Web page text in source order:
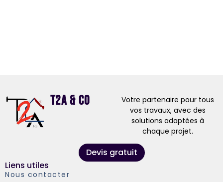
Liens utiles
Nous contacter
T2A & Co
Votre partenaire pour tous
vos travaux, avec des
solutions adaptées à
chaque projet.
Devis gratuit